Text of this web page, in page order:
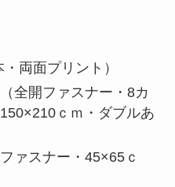
両面プリント）
全開ファスナー・8カ
ｃｍ・ダブルあ
ァスナー・45×65ｃ